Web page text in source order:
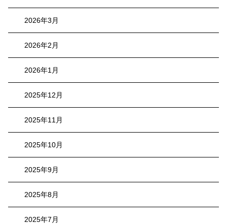
2026年3月
2026年2月
2026年1月
2025年12月
2025年11月
2025年10月
2025年9月
2025年8月
2025年7月